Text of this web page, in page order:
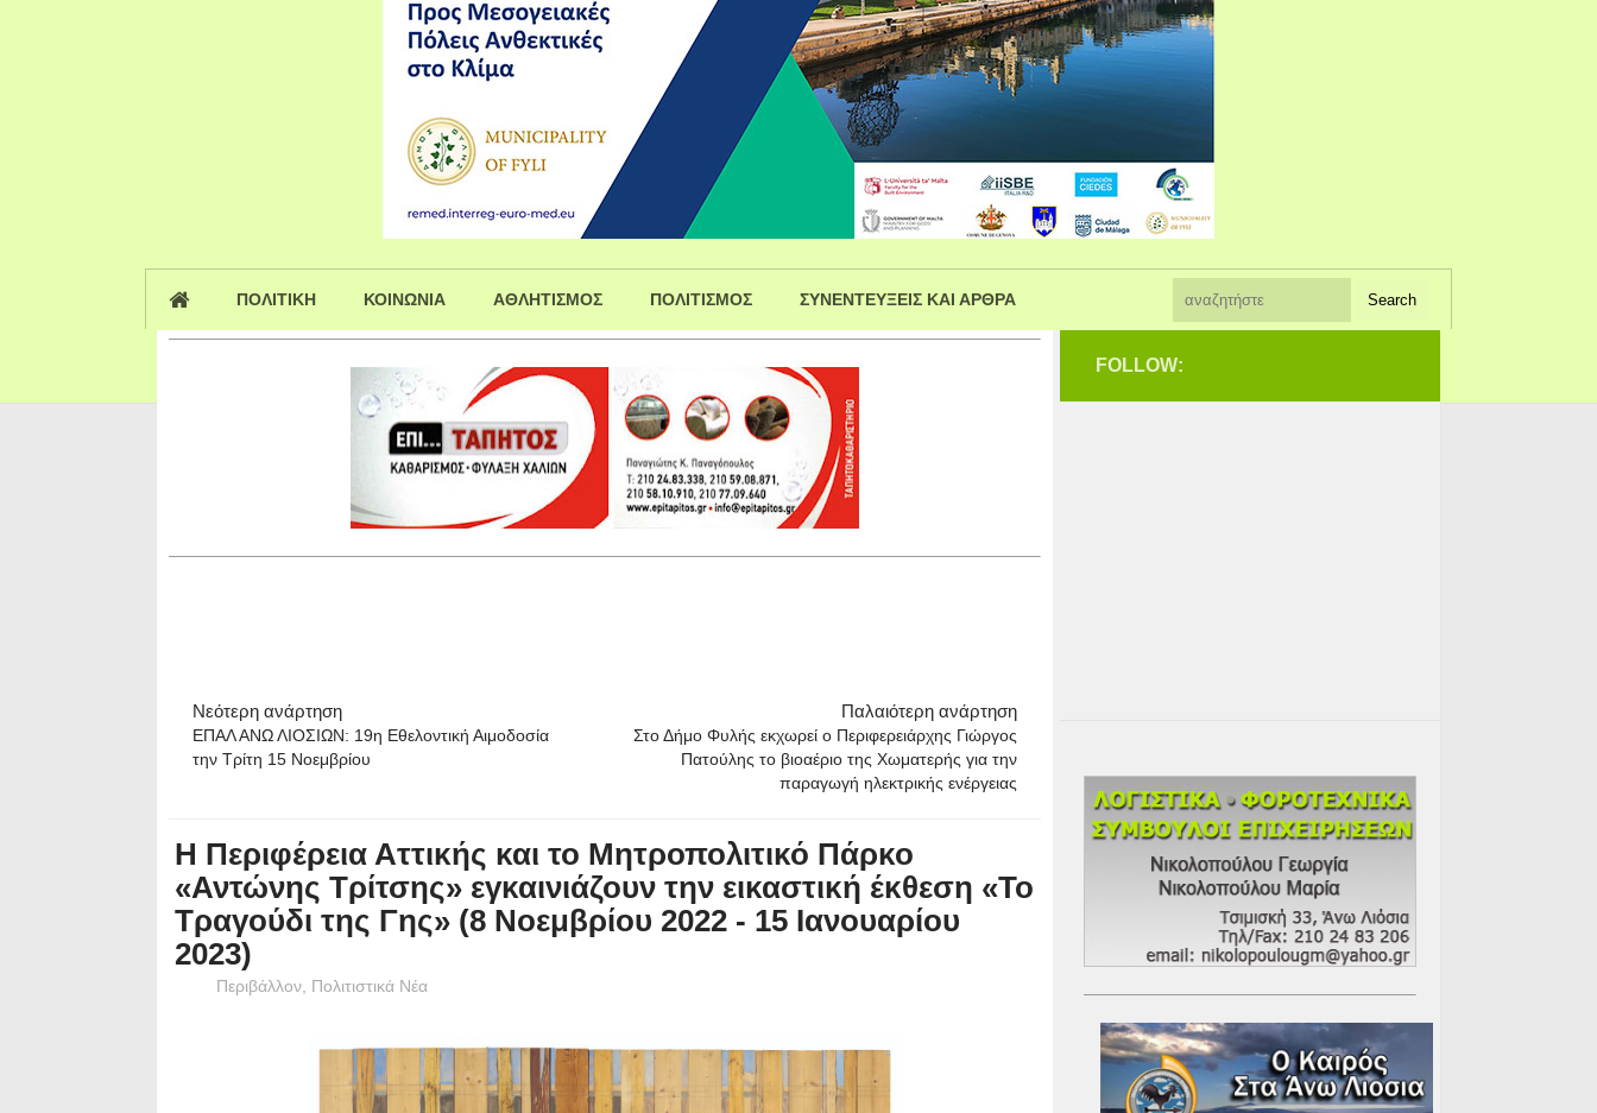
ΠΟΛΙΤΙΚΗ ΚΟΙΝΩΝΙΑ ΑΘΛΗΤΙΣΜΟΣ ΠΟΛΙΤΙΣΜΟΣ ΣΥΝΕΝΤΕΥΞΕΙΣ ΚΑΙ ΑΡΘΡΑ
Νεότερη ανάρτηση
ΕΠΑΛ ΑΝΩ ΛΙΟΣΙΩΝ: 19η Εθελοντική Αιμοδοσία
την Τρίτη 15 Νοεμβρίου
Παλαιότερη ανάρτηση
Στο Δήμο Φυλής εκχωρεί ο Περιφερειάρχης Γιώργος
Πατούλης το βιοαέριο της Χωματερής για την
παραγωγή ηλεκτρικής ενέργειας
H Περιφέρεια Αττικής και το Μητροπολιτικό Πάρκο
«Αντώνης Τρίτσης» εγκαινιάζουν την εικαστική έκθεση «Το
Τραγούδι της Γης» (8 Νοεμβρίου 2022 - 15 Ιανουαρίου
2023)
Περιβάλλον Πολιτιστικά Νέα
FOLLOW: